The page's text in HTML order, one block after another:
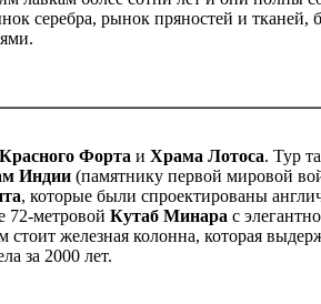
серебра, рынок пряностей и тканей,
Красного Форта и Храма Лотоса. Тур
Индии (памятнику первой мировой
, которые были спроектированы
метровой Кутаб Минара с
стоит железная колонна, которая
за 2000 лет.